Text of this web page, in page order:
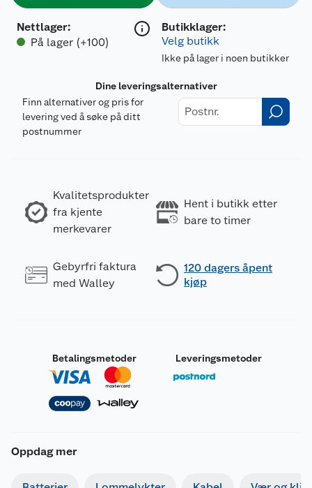
Nettlager:
På lager (+100)
Butikklager:
Velg butikk
Ikke på lager i noen butikker
Dine leveringsalternativer
Finn alternativer og pris for
levering ved å søke på ditt
postnummer
Kvalitetsprodukter
fra kjente
merkevarer
Hent i butikk etter
bare to timer
Gebyrfri faktura
med Walley
120 dagers åpent
kjøp
Betalingsmetoder Leveringsmetoder
Oppdag mer